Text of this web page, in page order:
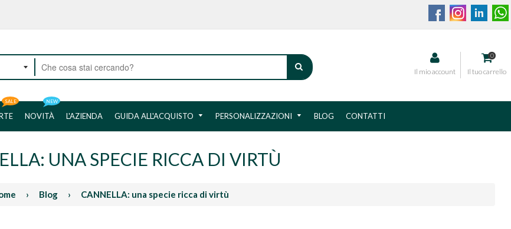
CERCA
Il mio account
0
Il tuo carrello
SALE
NOVITÀ
NEW
L'AZIENDA GUIDA ALL'ACQUISTO PERSONALIZZAZIONI BLOG CONTATTI
UNA SPECIE RICCA DI VIRTÙ
› Blog › CANNELLA: una specie ricca di virtù